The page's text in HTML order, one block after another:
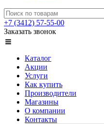
+7 (3412) 57-55-00
Заказать звонок
Каталог
Акции
Услуги
Как купить
Производители
Магазины
О компании
Контакты